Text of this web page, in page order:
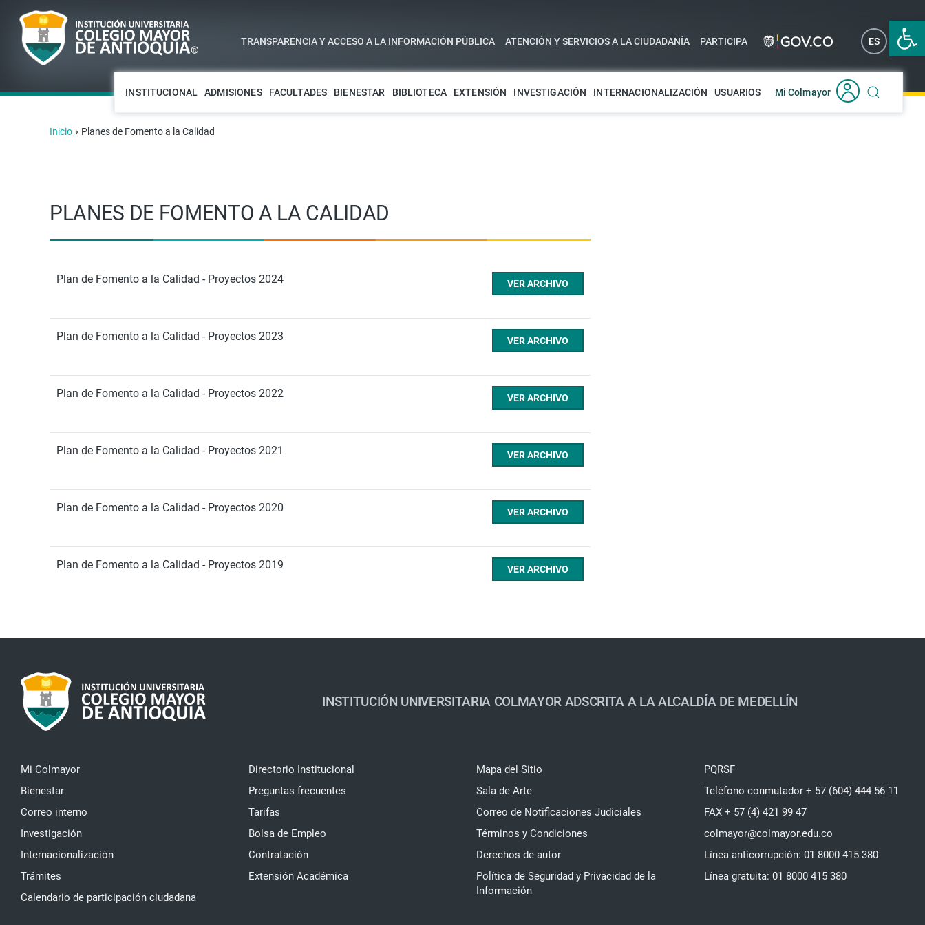
Abrir
TRANSPARENCIA Y ACCESO A LA INFORMACIÓN PÚBLICA ATENCIÓN Y SERVICIOS A LA CIUDADANÍA PARTICIPA ES EN
INSTITUCIONAL ADMISIONES FACULTADES BIENESTAR BIBLIOTECA EXTENSIÓN INVESTIGACIÓN INTERNACIONALIZACIÓN USUARIOS Mi Colmayor
Inicio › Planes de Fomento a la Calidad
PLANES DE FOMENTO A LA CALIDAD
Plan de Fomento a la Calidad - Proyectos 2024 VER ARCHIVO
Plan de Fomento a la Calidad - Proyectos 2023 VER ARCHIVO
Plan de Fomento a la Calidad - Proyectos 2022 VER ARCHIVO
Plan de Fomento a la Calidad - Proyectos 2021 VER ARCHIVO
Plan de Fomento a la Calidad - Proyectos 2020 VER ARCHIVO
Plan de Fomento a la Calidad - Proyectos 2019 VER ARCHIVO
INSTITUCIÓN UNIVERSITARIA COLMAYOR ADSCRITA A LA ALCALDÍA DE MEDELLÍN
Mi Colmayor
Bienestar
Correo interno
Investigación
Internacionalización
Trámites
Calendario de participación ciudadana
Directorio Institucional
Preguntas frecuentes
Tarifas
Bolsa de Empleo
Contratación
Extensión Académica
Mapa del Sitio
Sala de Arte
Correo de Notificaciones Judiciales
Términos y Condiciones
Derechos de autor
Política de Seguridad y Privacidad de la
Información
PQRSF
Teléfono conmutador + 57 (604) 444 56 11
FAX + 57 (4) 421 99 47
colmayor@colmayor.edu.co
Línea anticorrupción: 01 8000 415 380
Línea gratuita: 01 8000 415 380